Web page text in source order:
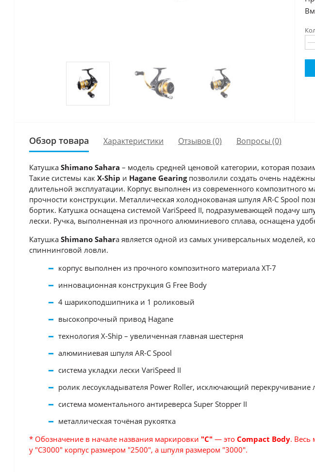
Обзор товара Характеристики Отзывов (0) Вопросы (0)
Катушка Shimano Sahara – модель средней ценовой категории, которая
Такие системы как X-Ship и Hagane Gearingпозволили создать очень
длительной эксплуатации. Корпус выполнен из современного
прочности конструкции. Металлическая холоднокованая шпуля AR-C Spool
бортик. Катушка оснащена системой VariSpeed II, подразумевающей подачу
лески. Ручка, выполненная из прочного алюминиевого сплава, оснащена
Катушка Shimano Sahara является одной из самых универсальных моделей,
спиннинговой ловли.
корпус выполнен из прочного композитного материала XT-7
инновационная конструкция G Free Body
4 шарикоподшипника и 1 роликовый
высокопрочный привод Hagane
технология X-Ship – увеличенная главная шестерня
алюминиевая шпуля AR-C Spool
система укладки лески VariSpeed II
ролик лесоукладывателя Power Roller, исключающий перекручивание
система моментального антиреверса Super Stopper II
металлическая точёная рукоятка
* Обозначение в начале названия маркировки "С" — это Compact Body. Весь
у "C3000" корпус размером "2500", а шпуля размером "3000".